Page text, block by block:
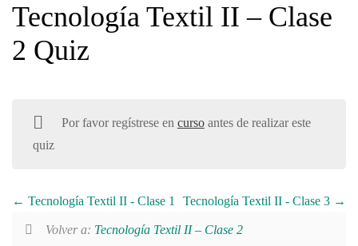
Tecnología Textil II – Clase
2 Quiz
Por favor regístrese en cursoantes de realizar este
quiz
Tecnología Textil II - Clase 1 Tecnología Textil II - Clase 3
Volver a: Tecnología Textil II – Clase 2